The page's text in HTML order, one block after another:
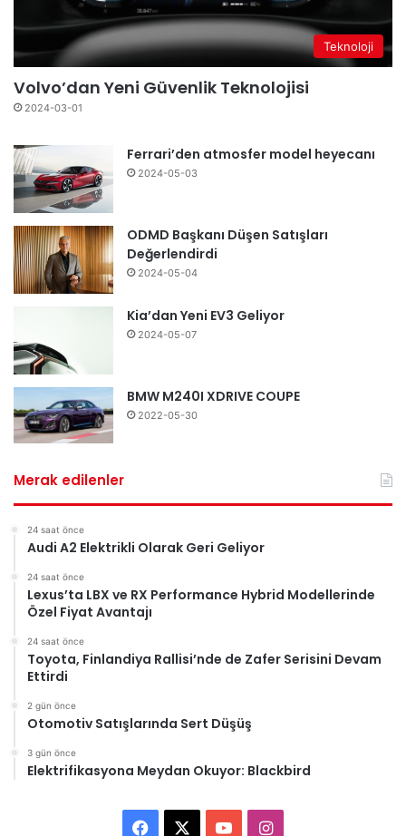
Teknoloji
Volvo’dan Yeni Güvenlik Teknolojisi
2024-03-01
Ferrari’den atmosfer model heyecanı
2024-05-03
ODMD Başkanı Düşen Satışları
Değerlendirdi
2024-05-04
Kia’dan Yeni EV3 Geliyor
2024-05-07
BMW M240I XDRIVE COUPE
2022-05-30
Merak edilenler
24 saat önce
Audi A2 Elektrikli Olarak Geri Geliyor
24 saat önce
Lexus’ta LBX ve RX Performance Hybrid Modellerinde
Özel Fiyat Avantajı
24 saat önce
Toyota, Finlandiya Rallisi’nde de Zafer Serisini Devam
Ettirdi
2 gün önce
Otomotiv Satışlarında Sert Düşüş
3 gün önce
Elektrifikasyona Meydan Okuyor: Blackbird
I